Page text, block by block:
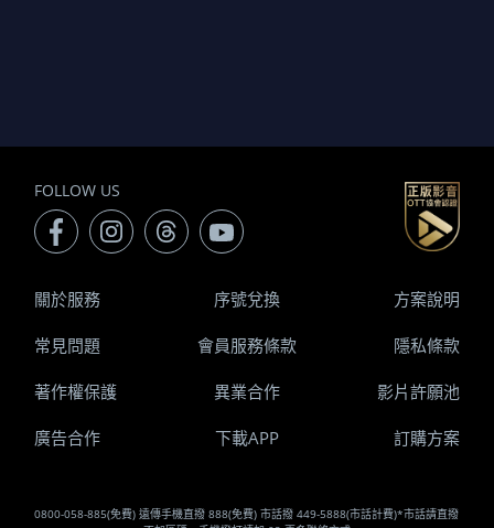
FOLLOW US
0800-058-885(免費) 遠傳手機直撥 888(免費) 市話撥 449-5888(市話計費)*市話請直撥
關於服務 序號兌換 方案說明
常見問題 會員服務條款 隱私條款
著作權保護 異業合作 影片許願池
廣告合作 下載APP 訂購方案